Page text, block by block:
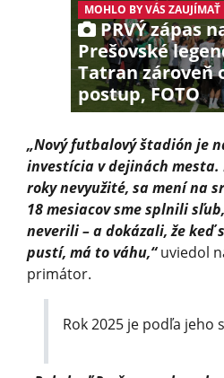
MOHLO BY VÁS ZAUJÍMAŤ
PRVÝ zápas
Prešovské
Tatran zároveň
postup, FOTO
„Nový futbalový štadión je
investícia v dejinách
roky nevyužité, sa mení na
18 mesiacov sme splnili
neverili – a dokázali, že keď
pustí, má to váhu,“uviedol
primátor.
Rok 2025 je podľa jeho